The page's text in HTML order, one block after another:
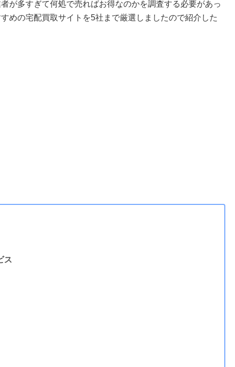
が多すぎて何処で売ればお得なのかを調査する必要があっ
めの宅配買取サイトを5社まで厳選しましたので紹介した
ス